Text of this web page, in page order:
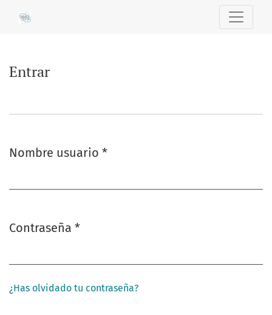
Entrar
Entrar
Nombre usuario *
Contraseña *
¿Has olvidado tu contraseña?